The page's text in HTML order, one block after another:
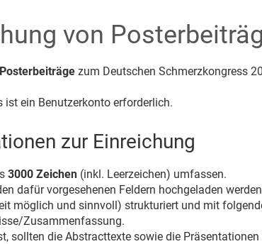
von
zum Deutschen Schmerzkongress
ist ein Benutzerkonto erforderlich.
zur Einreichung
3000 Zeichen(inkl. Leerzeichen) umfassen.
dafür vorgesehenen Feldern hochgeladen
möglich und sinnvoll) strukturiert und mit
Zusammenfassung.
sollten die Abstracttexte sowie die Präsentationen